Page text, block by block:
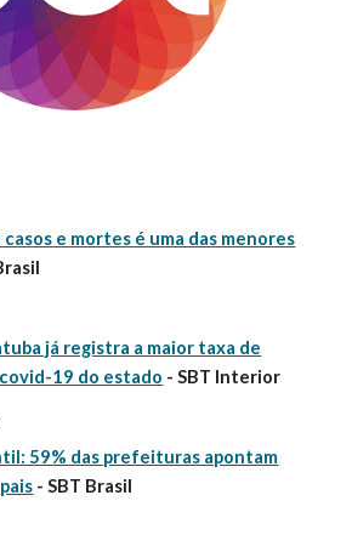
e mortes é uma das menores
já registra a maior taxa de
19 do estado - SBT Interior
59% das prefeituras apontam
- SBT Brasil